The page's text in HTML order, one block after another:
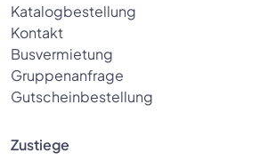
Katalogbestellung
Kontakt
Busvermietung
Gruppenanfrage
Gutscheinbestellung
Zustiege